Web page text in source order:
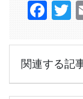
関連する記